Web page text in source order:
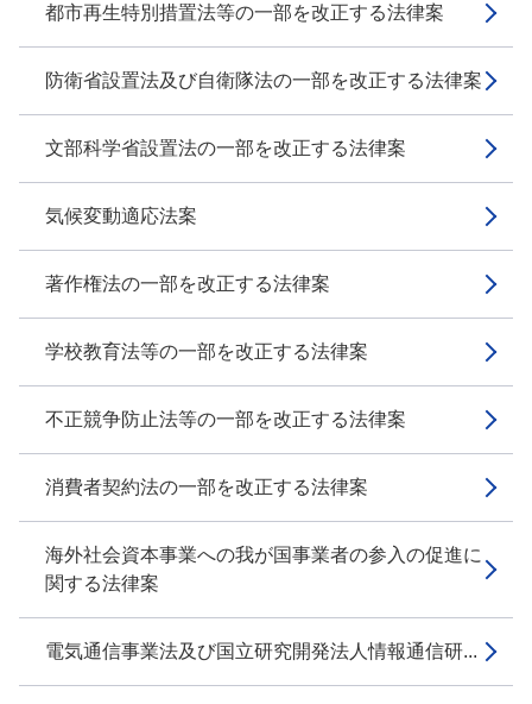
都市再生特別措置法等の一部を改正する法律案
防衛省設置法及び自衛隊法の一部を改正する法律案
文部科学省設置法の一部を改正する法律案
気候変動適応法案
著作権法の一部を改正する法律案
学校教育法等の一部を改正する法律案
不正競争防止法等の一部を改正する法律案
消費者契約法の一部を改正する法律案
海外社会資本事業への我が国事業者の参入の促進に
関する法律案
電気通信事業法及び国立研究開発法人情報通信研...